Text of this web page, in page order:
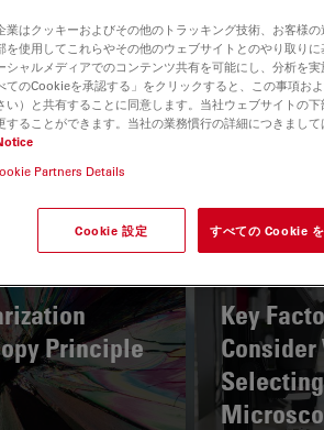
ついて、貴重な知見を得ること
Principle
Key
Consider
業はクッキーおよびその他のトラッキング技術、お客様
を使用してこれらやその他のウェブサイトとのやり取り
シャルメディアでのコンテンツ共有を可能にし、分析を
てのCookieを承認する」をクリックすると、この事項お
い）と共有することに同意します。当社ウェブサイトの
することができます。当社の業務慣行の詳細につきまし
Partners Details
Cookie 設定 すべての Cookie